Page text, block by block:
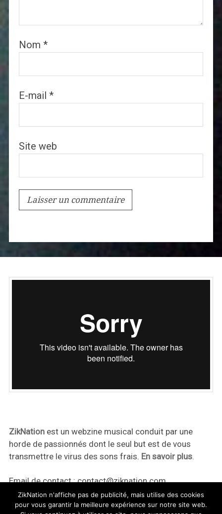
Nom *
E-mail *
Site web
ZikNationest un webzine musical conduit par une
horde de passionnés dont le seul but est de vous
transmettre le virus des sons frais. En savoir plus.
Email de contact :contact@ziknation.com
ZikNation n'affiche pas de publicité, mais utilise des cookies
pour vous garantir la meilleure expérience sur notre site web.